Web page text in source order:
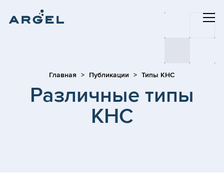
Главная Публикации Типы КНС
Различные типы
КНС